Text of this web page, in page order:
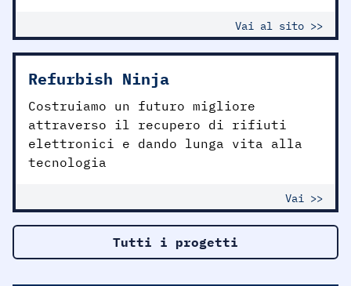
Vai al sito >>
Refurbish Ninja
Costruiamo un futuro migliore
attraverso il recupero di rifiuti
elettronici e dando lunga vita alla
tecnologia
Vai >>
Tutti i progetti